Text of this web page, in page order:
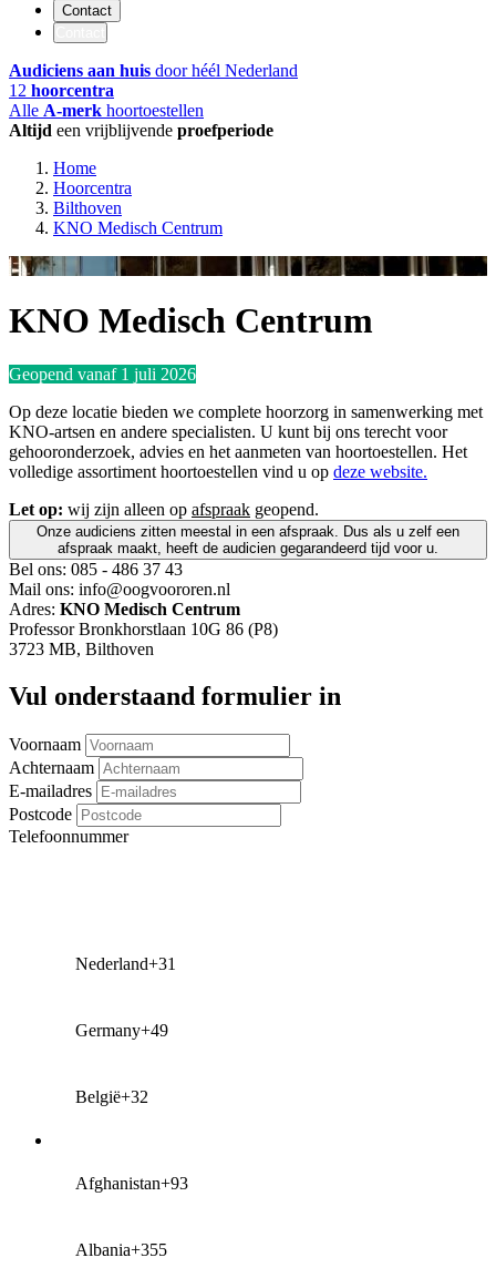
Contact
Audiciens aan huis door héél Nederland
12 hoorcentra
Alle A-merk hoortoestellen
Altijd een vrijblijvende proefperiode
Home
Hoorcentra
Bilthoven
KNO Medisch Centrum
KNO Medisch Centrum
Geopend vanaf 1 juli 2026
Op deze locatie bieden we complete hoorzorg in samenwerking met
KNO-artsen en andere specialisten. U kunt bij ons terecht voor
gehooronderzoek, advies en het aanmeten van hoortoestellen. Het
volledige assortiment hoortoestellen vind u op deze website.
Let op: wij zijn alleen op afspraak geopend.
Onze audiciens zitten meestal in een afspraak. Dus als u zelf een
afspraak maakt, heeft de audicien gegarandeerd tijd voor u.
Bel ons: 085 - 486 37 43
Mail ons: info@oogvoororen.nl
Adres: KNO Medisch Centrum
Professor Bronkhorstlaan 10G 86 (P8)
3723 MB, Bilthoven
Vul onderstaand formulier in
Voornaam
Achternaam
E-mailadres
Postcode
Telefoonnummer
Nederland+31
Germany+49
België+32
Afghanistan+93
Albania+355